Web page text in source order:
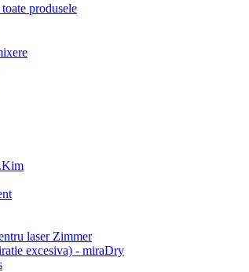
produsele
laser Zimmer
excesiva) - miraDry